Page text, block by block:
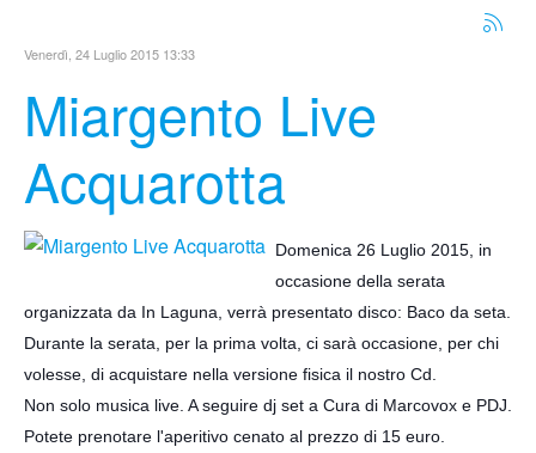
Venerdì, 24 Luglio 2015 13:33
Miargento Live
Acquarotta
Domenica 26 Luglio 2015, in
occasione della serata
organizzata da In Laguna, verrà presentato disco: Baco da seta.
Durante la serata, per la prima volta, ci sarà occasione, per chi
volesse, di acquistare nella versione fisica il nostro Cd.
Non solo musica live. A seguire dj set a Cura di Marcovox e PDJ.
Potete prenotare l'aperitivo cenato al prezzo di 15 euro.